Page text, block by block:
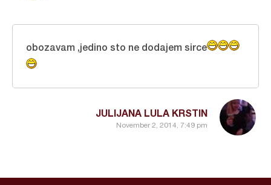
JULIJANA LULA KRSTIN
November 2, 2014, 7:49 pm
obozavam ,jedino sto ne dodajem sirce